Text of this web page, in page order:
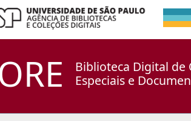
Biblioteca Digital de
Especiais e